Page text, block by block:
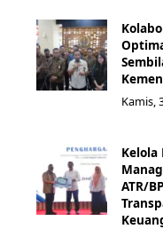
Kamis,
Kelola
ATR/